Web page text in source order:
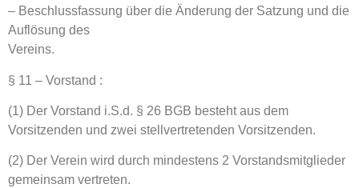
– Beschlussfassung über die Änderung der Satzung und die
Auflösung des
Vereins.
§ 11 – Vorstand :
(1) Der Vorstand i.S.d. § 26 BGB besteht aus dem
Vorsitzenden und zwei stellvertretenden Vorsitzenden.
(2) Der Verein wird durch mindestens 2 Vorstandsmitglieder
gemeinsam vertreten.